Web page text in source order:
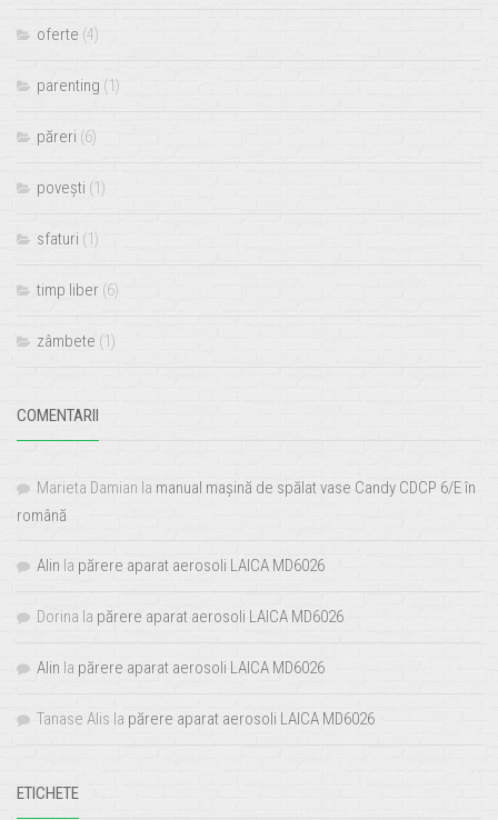
oferte (4)
parenting (1)
păreri (6)
povești (1)
sfaturi (1)
timp liber (6)
zâmbete (1)
COMENTARII
Marieta Damian la manual mașină de spălat vase Candy CDCP 6/E în
română
Alin la părere aparat aerosoli LAICA MD6026
Dorina la părere aparat aerosoli LAICA MD6026
Alin la părere aparat aerosoli LAICA MD6026
Tanase Alis la părere aparat aerosoli LAICA MD6026
ETICHETE